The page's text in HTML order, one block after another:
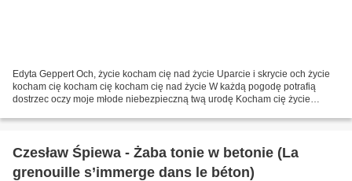
Edyta Geppert Och, życie kocham cię nad życie Uparcie i skrycie och życie
kocham cię kocham cię kocham cię nad życie W każdą pogodę potrafią
dostrzec oczy moje młode niebezpieczną twą urodę Kocham cię życie
Czesław Śpiewa - Żaba tonie w betonie (La
grenouille s’immerge dans le béton)